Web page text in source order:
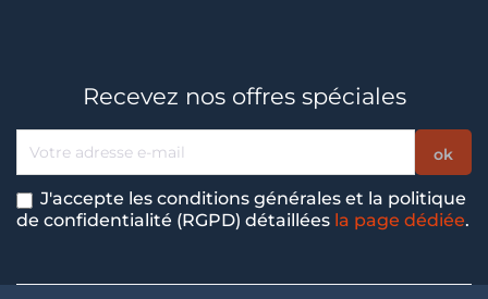
Recevez nos offres spéciales
J'accepte les conditions générales et la politique
de confidentialité (RGPD) détaillées la page dédiée.